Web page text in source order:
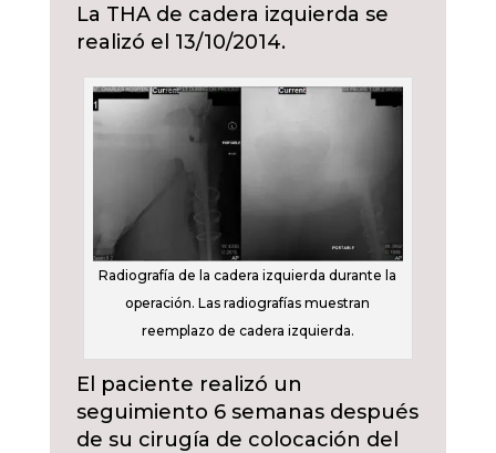
La THA de cadera izquierda se
realizó el 13/10/2014.
Radiografía de la cadera izquierda durante la
operación. Las radiografías muestran
reemplazo de cadera izquierda.
El paciente realizó un
seguimiento 6 semanas después
de su cirugía de colocación del